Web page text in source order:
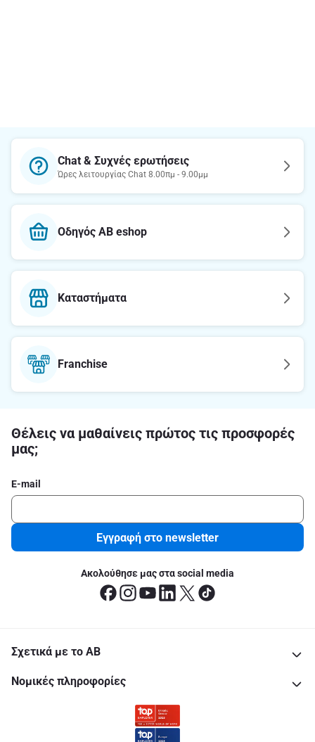
Chat & Συχνές ερωτήσεις
Ώρες λειτουργίας Chat 8.00πμ - 9.00μμ
Οδηγός AB eshop
Καταστήματα
Franchise
Θέλεις να μαθαίνεις πρώτος τις προσφορές
μας;
E-mail
Εγγραφή στο newsletter
Ακολούθησε μας στα social media
Σχετικά με το ΑΒ
Νομικές πληροφορίες